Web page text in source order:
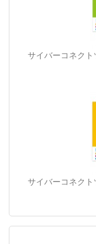
サイバーコネク
サイバーコネク